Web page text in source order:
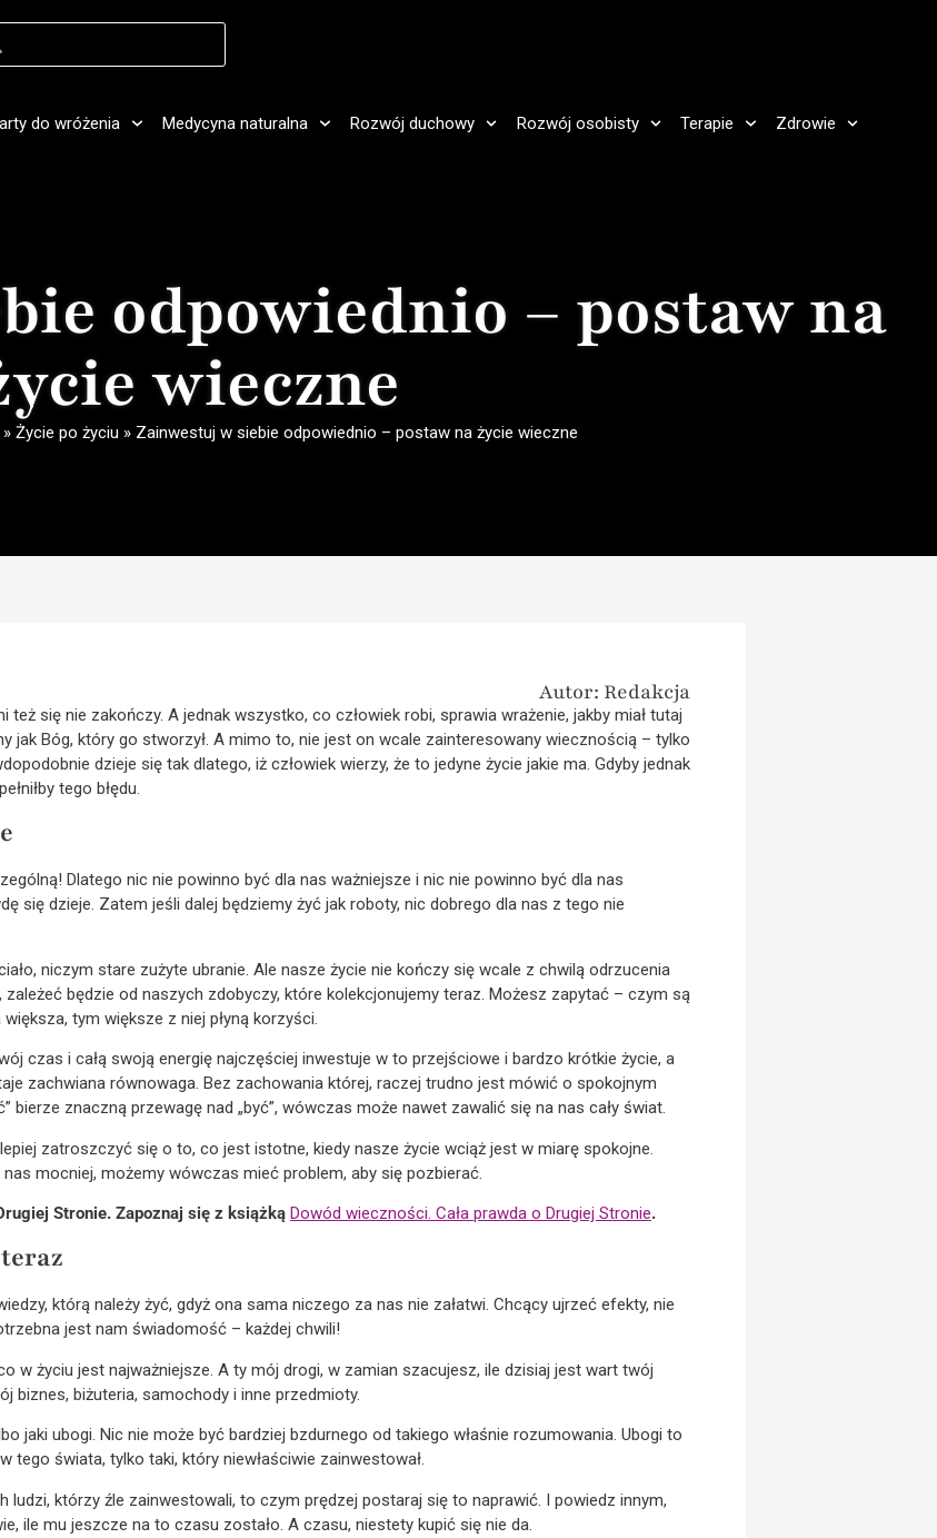
do wróżenia Medycyna naturalna Rozwój duchowy Rozwój osobisty Terapie Zdrowie
odpowiednio – postaw na
wieczne
Życie po życiu » Zainwestuj w siebie odpowiednio – postaw na życie wieczne
Autor: Redakcja
też się nie zakończy. A jednak wszystko, co człowiek robi, sprawia wrażenie, jakby miał tutaj
jak Bóg, który go stworzył. A mimo to, nie jest on wcale zainteresowany wiecznością – tylko
dzieje się tak dlatego, iż człowiek wierzy, że to jedyne życie jakie ma. Gdyby jednak
tego błędu.
Dlatego nic nie powinno być dla nas ważniejsze i nic nie powinno być dla nas
się dzieje. Zatem jeśli dalej będziemy żyć jak roboty, nic dobrego dla nas z tego nie
niczym stare zużyte ubranie. Ale nasze życie nie kończy się wcale z chwilą odrzucenia
zależeć będzie od naszych zdobyczy, które kolekcjonujemy teraz. Możesz zapytać – czym są
tym większe z niej płyną korzyści.
czas i całą swoją energię najczęściej inwestuje w to przejściowe i bardzo krótkie życie, a
zachwiana równowaga. Bez zachowania której, raczej trudno jest mówić o spokojnym
bierze znaczną przewagę nad „być”, wówczas może nawet zawalić się na nas cały świat.
zatroszczyć się o to, co jest istotne, kiedy nasze życie wciąż jest w miarę spokojne.
mocniej, możemy wówczas mieć problem, aby się pozbierać.
Stronie. Zapoznaj się z książką Dowód wieczności. Cała prawda o Drugiej Stronie.
którą należy żyć, gdyż ona sama niczego za nas nie załatwi. Chcący ujrzeć efekty, nie
jest nam świadomość – każdej chwili!
w życiu jest najważniejsze. A ty mój drogi, w zamian szacujesz, ile dzisiaj jest wart twój
biznes, biżuteria, samochody i inne przedmioty.
jaki ubogi. Nic nie może być bardziej bzdurnego od takiego właśnie rozumowania. Ubogi to
tego świata, tylko taki, który niewłaściwie zainwestował.
ludzi, którzy źle zainwestowali, to czym prędzej postaraj się to naprawić. I powiedz innym,
ile mu jeszcze na to czasu zostało. A czasu, niestety kupić się nie da.